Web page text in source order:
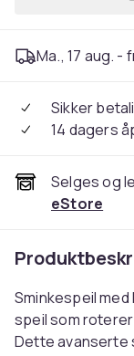
Ma., 17 aug. -
Sikker
14 dagers
Selges og
eStore
Sminkespeil
speil som
Dette avanserte